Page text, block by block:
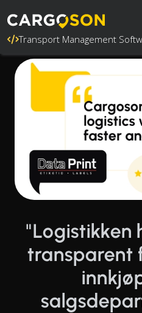
Transport Management
"Logistikken
transparent